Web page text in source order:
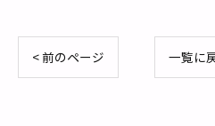
< 前のページ 一覧に